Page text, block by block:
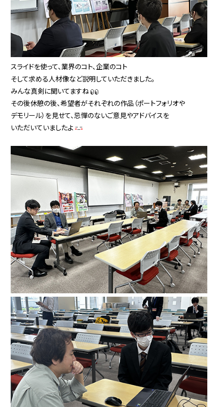
スライドを使って、業界のコト、企業のコト
そして求める人材像など説明していただきました。
みんな真剣に聞いてますね
その後休憩の後、希望者がそれぞれの作品（ポートフォリオや
デモリール）を見せて、忌憚のないご意見やアドバイスを
いただいていましたよ